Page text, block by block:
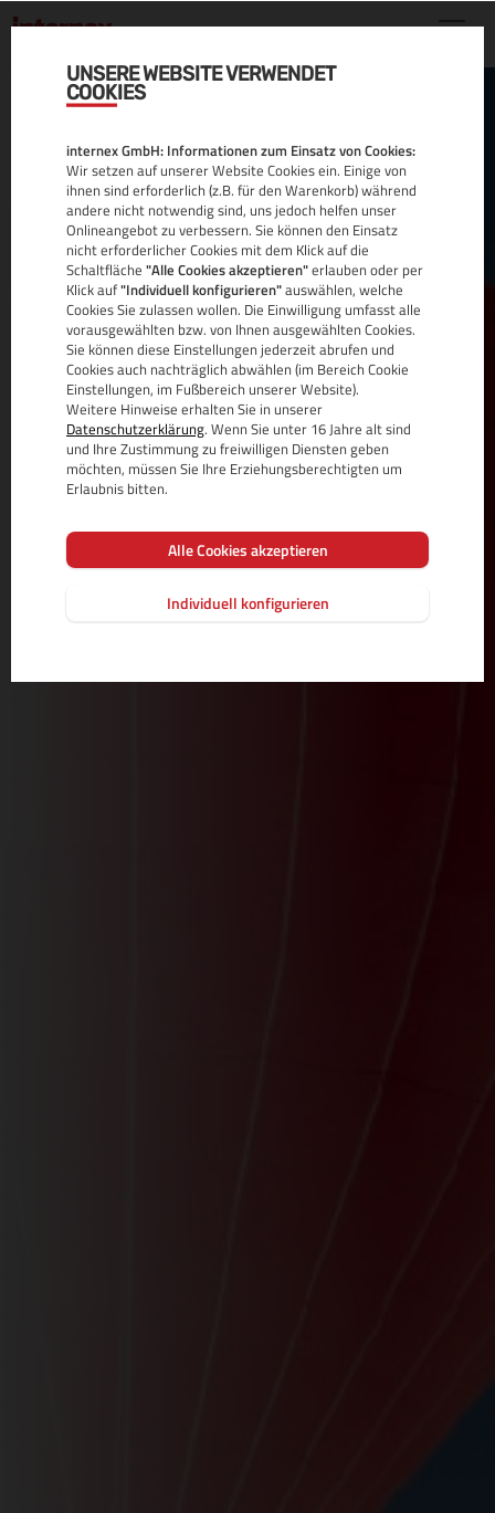
UNSERE WEBSITE VERWENDET
COOKIES
internex GmbH: Informationen zum Einsatz von Cookies:
Wir setzen auf unserer Website Cookies ein. Einige von
ihnen sind erforderlich (z.B. für den Warenkorb) während
andere nicht notwendig sind, uns jedoch helfen unser
Onlineangebot zu verbessern. Sie können den Einsatz
nicht erforderlicher Cookies mit dem Klick auf die
Schaltfläche "Alle Cookies akzeptieren"erlauben oder per
Klick auf"Individuell konfigurieren"auswählen, welche
Cookies Sie zulassen wollen. Die Einwilligung umfasst alle
vorausgewählten bzw. von Ihnen ausgewählten Cookies.
Sie können diese Einstellungen jederzeit abrufen und
Cookies auch nachträglich abwählen (im Bereich Cookie
Einstellungen, im Fußbereich unserer Website).
Weitere Hinweise erhalten Sie in unserer
Datenschutzerklärung. Wenn Sie unter 16 Jahre alt sind
und Ihre Zustimmung zu freiwilligen Diensten geben
möchten, müssen Sie Ihre Erziehungsberechtigten um
Erlaubnis bitten.
Alle Cookies akzeptieren
Individuell konfigurieren
RACK
HOUSING
Serverhousing in Wien/Österreich: internex ist Ihr
starker Partner für Server Housing, Rackspace und
Colocation. Überzeugen Sie sich selbst.
interxion Wien - Der bedeutendste Internetknoten
für Serverhousing in Österreich.